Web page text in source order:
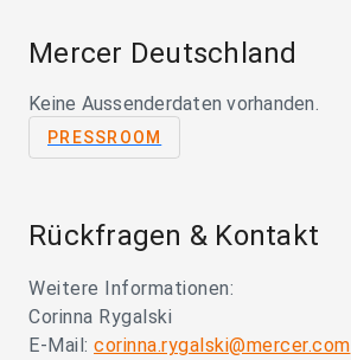
Mercer Deutschland
Keine Aussenderdaten vorhanden.
PRESSROOM
Rückfragen & Kontakt
Weitere Informationen:
Corinna Rygalski
E-Mail: corinna.rygalski@mercer.com